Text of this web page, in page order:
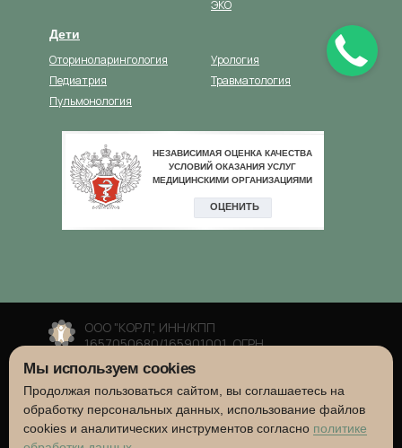
Мы используем cookies
Продолжая пользоваться сайтом, вы соглашаетесь на
обработку персональных данных, использование файлов
cookies и аналитических инструментов согласно политике
Урология
Дети
Оториноларингология
Педиатрия
Пульмонология
Травматология
ЭКО
ООО "КОРЛ", ИНН/КПП
1657050680/165901001, ОГРН
1041625493271
Сайт носит информационный характер и не
является публичной офертой, согласно
Статье 437 (2) ГК РФ. Цены приведены, как
справочная информация и могут быть
изменены. Подробную информацию о